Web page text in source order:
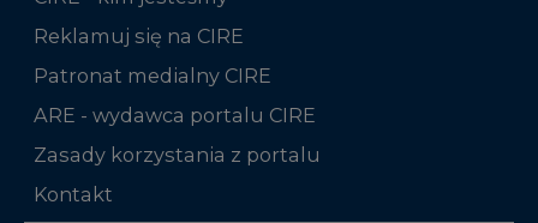
Reklamuj się na CIRE
Patronat medialny CIRE
ARE - wydawca portalu CIRE
Zasady korzystania z portalu
Kontakt